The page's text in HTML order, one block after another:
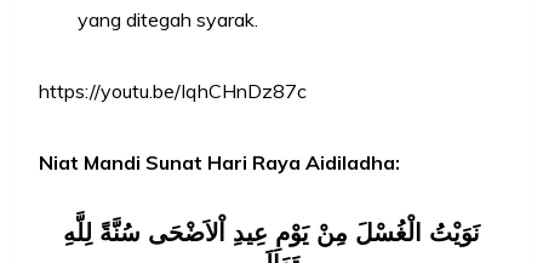
yang ditegah syarak.
https://youtu.be/IqhCHnDz87c
Niat Mandi Sunat Hari Raya Aidiladha:
نَوَيْتُ الْغُسْلَ مِنْ يَوْمِ عِيدِ اْلاَضْحَى سُنَّةً لِلَّهِ